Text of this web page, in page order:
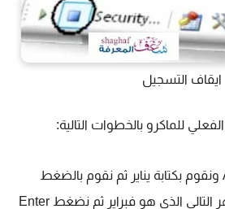
ايقاف التسجيل
للماكرو بالخطوات التالية:
مثلا نذهب الى الخليةA1 ونقوم بكتابة يناير ثم نقوم بالضغط
على Enter ونكتب الشهر التالي الذي هو فبراير ثم نضغط Enter